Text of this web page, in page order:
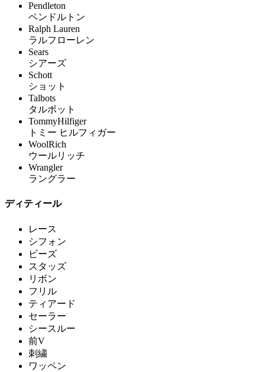
Pendleton
ペンドルトン
Ralph Lauren
ラルフローレン
Sears
シアーズ
Schott
ショット
Talbots
タルボット
TommyHilfiger
トミー ヒルフィガー
WoolRich
ウールリッチ
Wrangler
ラングラー
ディティール
レース
シフォン
ビーズ
スタッズ
リボン
フリル
ティアード
セーラー
シースルー
前V
刺繍
ワッペン